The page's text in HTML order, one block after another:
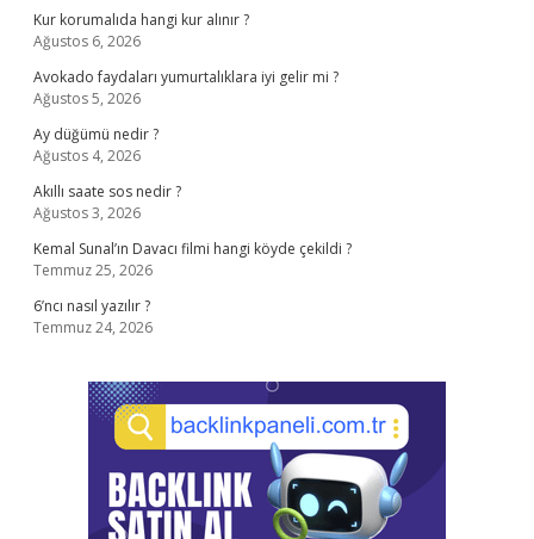
Kur korumalıda hangi kur alınır ?
Ağustos 6, 2026
Avokado faydaları yumurtalıklara iyi gelir mi ?
Ağustos 5, 2026
Ay düğümü nedir ?
Ağustos 4, 2026
Akıllı saate sos nedir ?
Ağustos 3, 2026
Kemal Sunal’ın Davacı filmi hangi köyde çekildi ?
Temmuz 25, 2026
6’ncı nasıl yazılır ?
Temmuz 24, 2026